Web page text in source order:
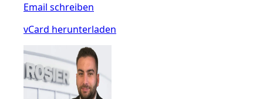
Email schreiben
vCard herunterladen